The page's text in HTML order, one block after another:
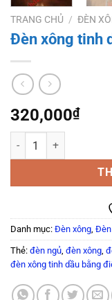
TRANG CHỦ / ĐÈN
Đèn xông tinh
320,000₫
Đèn xông tinh dầu
Danh mục: Đèn xông Đèn
Thẻ: đèn ngủ đèn xông
đèn xông tinh dầu bằng